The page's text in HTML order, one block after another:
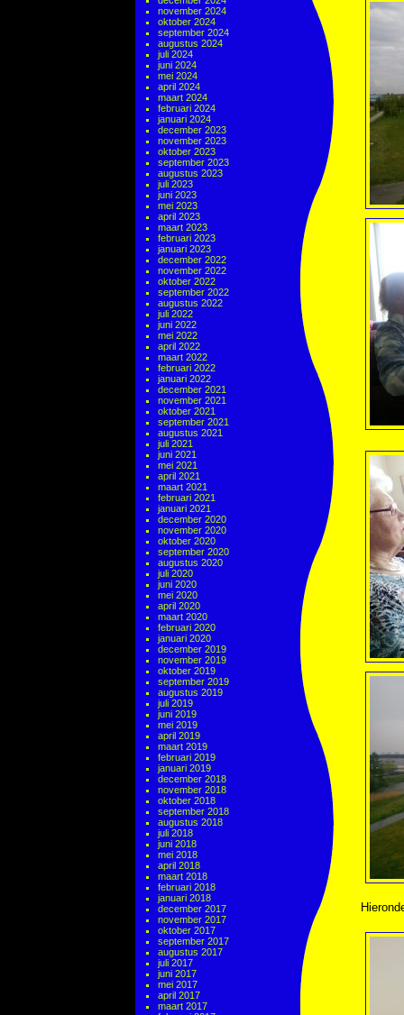
november 2024
oktober 2024
september 2024
augustus 2024
juli 2024
juni 2024
mei 2024
april 2024
maart 2024
februari 2024
januari 2024
december 2023
november 2023
oktober 2023
september 2023
augustus 2023
juli 2023
juni 2023
mei 2023
april 2023
maart 2023
februari 2023
januari 2023
december 2022
november 2022
oktober 2022
september 2022
augustus 2022
juli 2022
juni 2022
mei 2022
april 2022
maart 2022
februari 2022
januari 2022
december 2021
november 2021
oktober 2021
september 2021
augustus 2021
juli 2021
juni 2021
mei 2021
april 2021
maart 2021
februari 2021
januari 2021
december 2020
november 2020
oktober 2020
september 2020
augustus 2020
juli 2020
juni 2020
mei 2020
april 2020
maart 2020
februari 2020
januari 2020
december 2019
november 2019
oktober 2019
september 2019
augustus 2019
juli 2019
juni 2019
mei 2019
april 2019
maart 2019
februari 2019
januari 2019
december 2018
november 2018
oktober 2018
september 2018
augustus 2018
juli 2018
juni 2018
mei 2018
april 2018
maart 2018
februari 2018
januari 2018
december 2017
november 2017
oktober 2017
september 2017
augustus 2017
juli 2017
juni 2017
mei 2017
april 2017
maart 2017